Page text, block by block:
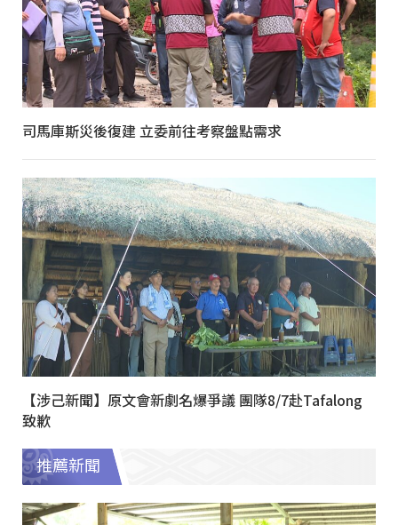
司馬庫斯災後復建 立委前往考察盤點需求
【涉己新聞】原文會新劇名爆爭議 團隊8/7赴Tafalong
致歉
推薦新聞